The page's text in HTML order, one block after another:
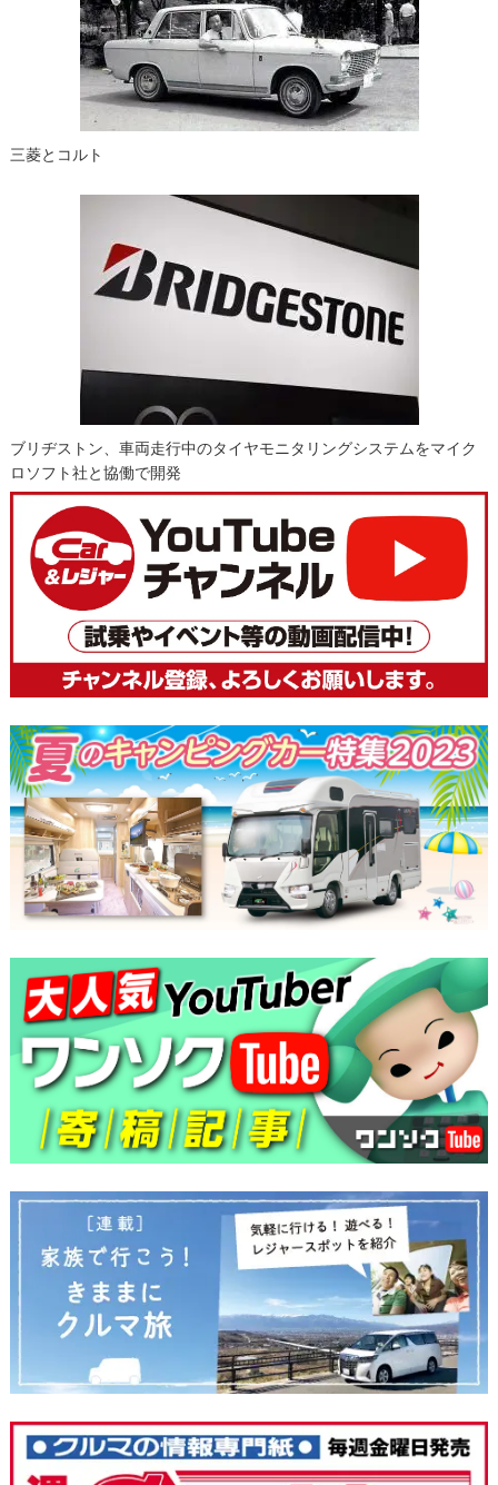
三菱とコルト
ブリヂストン、車両走行中のタイヤモニタリングシステムをマイク
ロソフト社と協働で開発